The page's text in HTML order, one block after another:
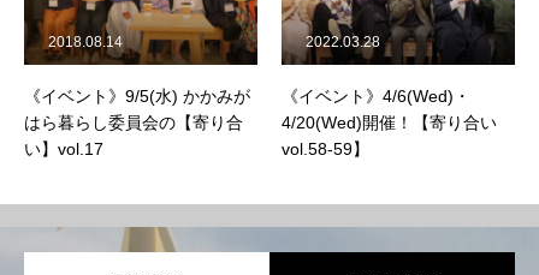
《イベント》9/5(水) かかみが
はら暮らし委員会の【寄り合
い】vol.17
2018.08.14
《イベント》4/6(Wed)・
4/20(Wed)開催！【寄り合い
vol.58-59】
2022.03.28